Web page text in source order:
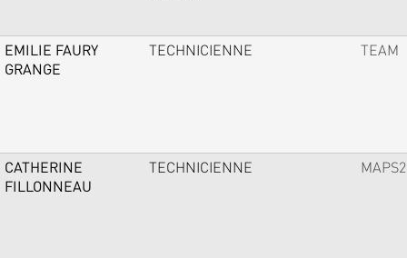
EMILIE FAURY
GRANGE
TECHNICIENNE TEAM
CATHERINE
FILLONNEAU
TECHNICIENNE MAPS2